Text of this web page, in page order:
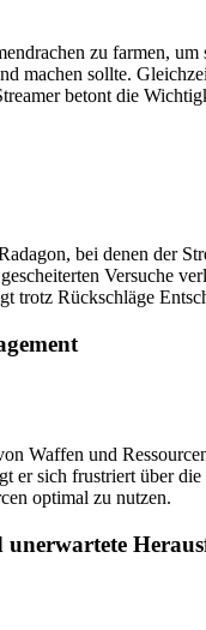
zu farmen,
machen sollte.
betont die
bei denen der
Versuche
trotz Rückschläge
Waffen und
er sich frustriert über
optimal zu nutzen.